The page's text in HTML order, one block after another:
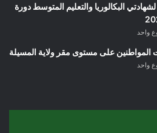
البكالوريا والتعليم المتوسط دورة
واحد
المواطنين على مستوى مقر ولاية المسيلة
واحد